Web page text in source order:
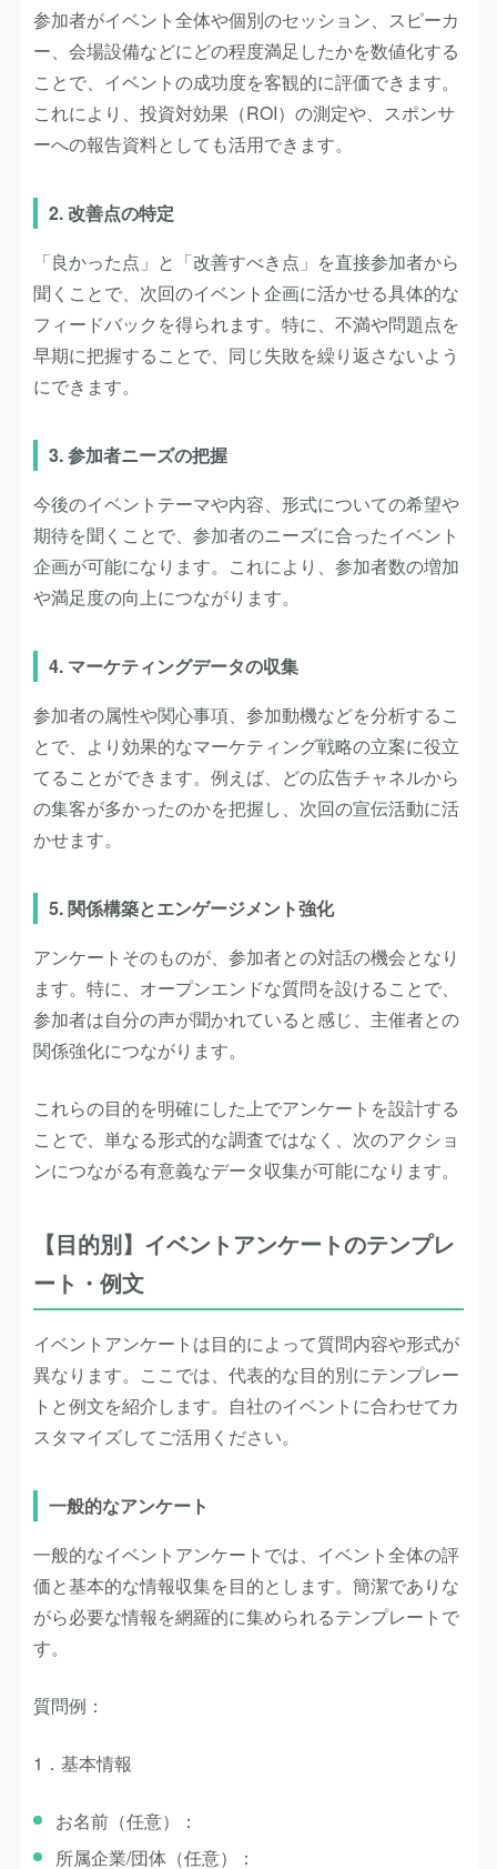
参加者がイベント全体や個別のセッション、スピーカ
ー、会場設備などにどの程度満足したかを数値化する
ことで、イベントの成功度を客観的に評価できます。
これにより、投資対効果（ROI）の測定や、スポンサ
ーへの報告資料としても活用できます。
2. 改善点の特定
「良かった点」と「改善すべき点」を直接参加者から
聞くことで、次回のイベント企画に活かせる具体的な
フィードバックを得られます。特に、不満や問題点を
早期に把握することで、同じ失敗を繰り返さないよう
にできます。
3. 参加者ニーズの把握
今後のイベントテーマや内容、形式についての希望や
期待を聞くことで、参加者のニーズに合ったイベント
企画が可能になります。これにより、参加者数の増加
や満足度の向上につながります。
4. マーケティングデータの収集
参加者の属性や関心事項、参加動機などを分析するこ
とで、より効果的なマーケティング戦略の立案に役立
てることができます。例えば、どの広告チャネルから
の集客が多かったのかを把握し、次回の宣伝活動に活
かせます。
5. 関係構築とエンゲージメント強化
アンケートそのものが、参加者との対話の機会となり
ます。特に、オープンエンドな質問を設けることで、
参加者は自分の声が聞かれていると感じ、主催者との
関係強化につながります。
これらの目的を明確にした上でアンケートを設計する
ことで、単なる形式的な調査ではなく、次のアクショ
ンにつながる有意義なデータ収集が可能になります。
【目的別】イベントアンケートのテンプレ
ート・例文
イベントアンケートは目的によって質問内容や形式が
異なります。ここでは、代表的な目的別にテンプレー
トと例文を紹介します。自社のイベントに合わせてカ
スタマイズしてご活用ください。
一般的なアンケート
一般的なイベントアンケートでは、イベント全体の評
価と基本的な情報収集を目的とします。簡潔でありな
がら必要な情報を網羅的に集められるテンプレートで
す。
質問例：
1．基本情報
お名前（任意）：
所属企業/団体（任意）：